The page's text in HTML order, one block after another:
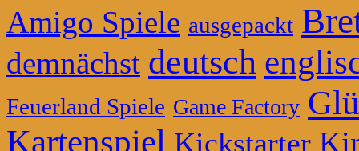
Amigo Spiele ausgepackt
demnächst deutsch
Feuerland Spiele Game Factory
Kartenspiel Kickstarter